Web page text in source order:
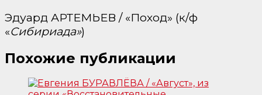
Эдуард АРТЕМЬЕВ / «Поход» (к/ф
«Сибириада»)
Похожие публикации